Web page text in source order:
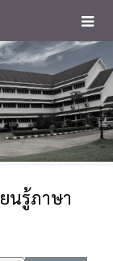
นรู้ภาษา